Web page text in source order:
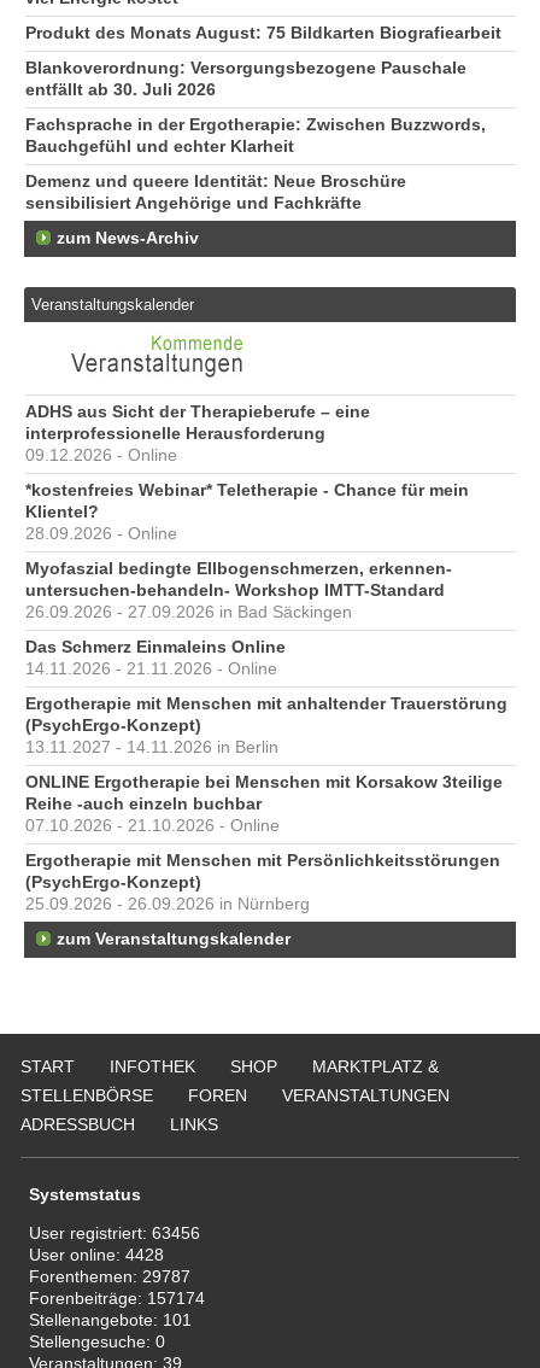
Produkt des Monats August: 75 Bildkarten Biografiearbeit
Blankoverordnung: Versorgungsbezogene Pauschale
entfällt ab 30. Juli 2026
Fachsprache in der Ergotherapie: Zwischen Buzzwords,
Bauchgefühl und echter Klarheit
Demenz und queere Identität: Neue Broschüre
sensibilisiert Angehörige und Fachkräfte
zum News-Archiv
Veranstaltungskalender
ADHS aus Sicht der Therapieberufe – eine
interprofessionelle Herausforderung
09.12.2026 - Online
*kostenfreies Webinar* Teletherapie - Chance für mein
Klientel?
28.09.2026 - Online
Myofaszial bedingte Ellbogenschmerzen, erkennen-
untersuchen-behandeln- Workshop IMTT-Standard
26.09.2026 - 27.09.2026 in Bad Säckingen
Das Schmerz Einmaleins Online
14.11.2026 - 21.11.2026 - Online
Ergotherapie mit Menschen mit anhaltender Trauerstörung
(PsychErgo-Konzept)
13.11.2027 - 14.11.2026 in Berlin
ONLINE Ergotherapie bei Menschen mit Korsakow 3teilige
Reihe -auch einzeln buchbar
07.10.2026 - 21.10.2026 - Online
Ergotherapie mit Menschen mit Persönlichkeitsstörungen
(PsychErgo-Konzept)
25.09.2026 - 26.09.2026 in Nürnberg
zum Veranstaltungskalender
START INFOTHEK SHOP
MARKTPLATZ &
STELLENBÖRSE
FOREN
VERANSTALTUNGEN
ADRESSBUCH
LINKS
Systemstatus
User registriert:63456
User online:4428
Forenthemen: 29787
Forenbeiträge: 157174
Stellenangebote: 101
Stellengesuche:0
Veranstaltungen:39